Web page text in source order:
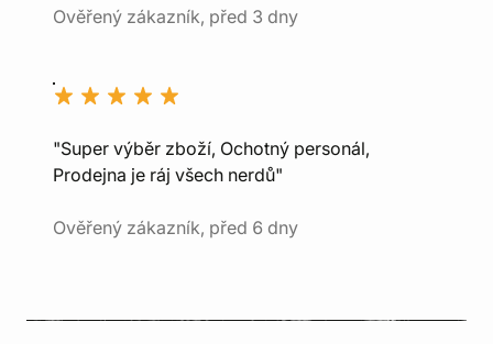
Ověřený zákazník, před 3 dny
"Super výběr zboží, Ochotný personál,
Prodejna je ráj všech nerdů"
Ověřený zákazník, před 6 dny